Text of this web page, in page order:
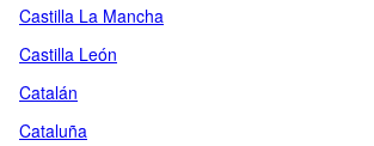
Castilla La Mancha
Castilla León
Catalán
Cataluña